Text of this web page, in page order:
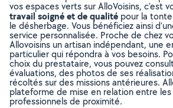
vos espaces verts sur AlloVoisins, c’est
travail soigné et de qualité pour la
le désherbage. Vous bénéficiez ainsi
service personnalisée. Proche de chez
Allovoisins un artisan indépendant, une
particulier qui répondra à vos besoins.
choix du prestataire, vous pouvez
évaluations, des photos de ses
récoltés sur des missions antérieures.
plateforme de mise en relation entre
professionnels de proximité.